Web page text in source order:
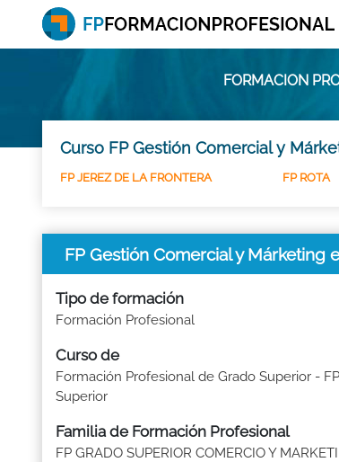
FORMACION
Curso FP Gestión Comercial y
FP JEREZ DE LA FRONTERA FP ROTA
FP Gestión Comercial y Márketing
Tipo de formación
Formación Profesional
Curso de
Formación Profesional de Grado Superior -
Superior
Familia de Formación Profesional
FP GRADO SUPERIOR COMERCIO Y